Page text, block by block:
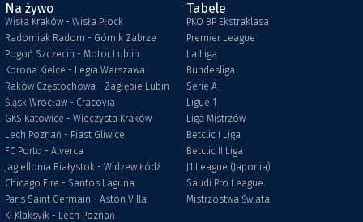
Na żywo
Wisła Kraków - Wisła Płock
Radomiak Radom - Górnik Zabrze
Pogoń Szczecin - Motor Lublin
Korona Kielce - Legia Warszawa
Raków Częstochowa - Zagłębie Lubin
Śląsk Wrocław - Cracovia
GKS Katowice - Wieczysta Kraków
Lech Poznań - Piast Gliwice
FC Porto - Alverca
Jagiellonia Białystok - Widzew Łódź
Chicago Fire - Santos Laguna
Paris Saint Germain - Aston Villa
KI Klaksvik - Lech Poznań
Tabele
PKO BP Ekstraklasa
Premier League
La Liga
Bundesliga
Serie A
Ligue 1
Liga Mistrzów
Betclic I Liga
Betclic II Liga
J1 League (Japonia)
Saudi Pro League
Mistrzostwa Świata